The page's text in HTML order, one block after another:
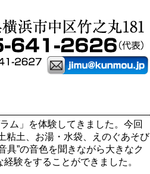
ム」を体験してきました。今回
粘土、お湯・水袋、えのぐあそび
具”の音色を聞きながら大きなク
験をすることができました。